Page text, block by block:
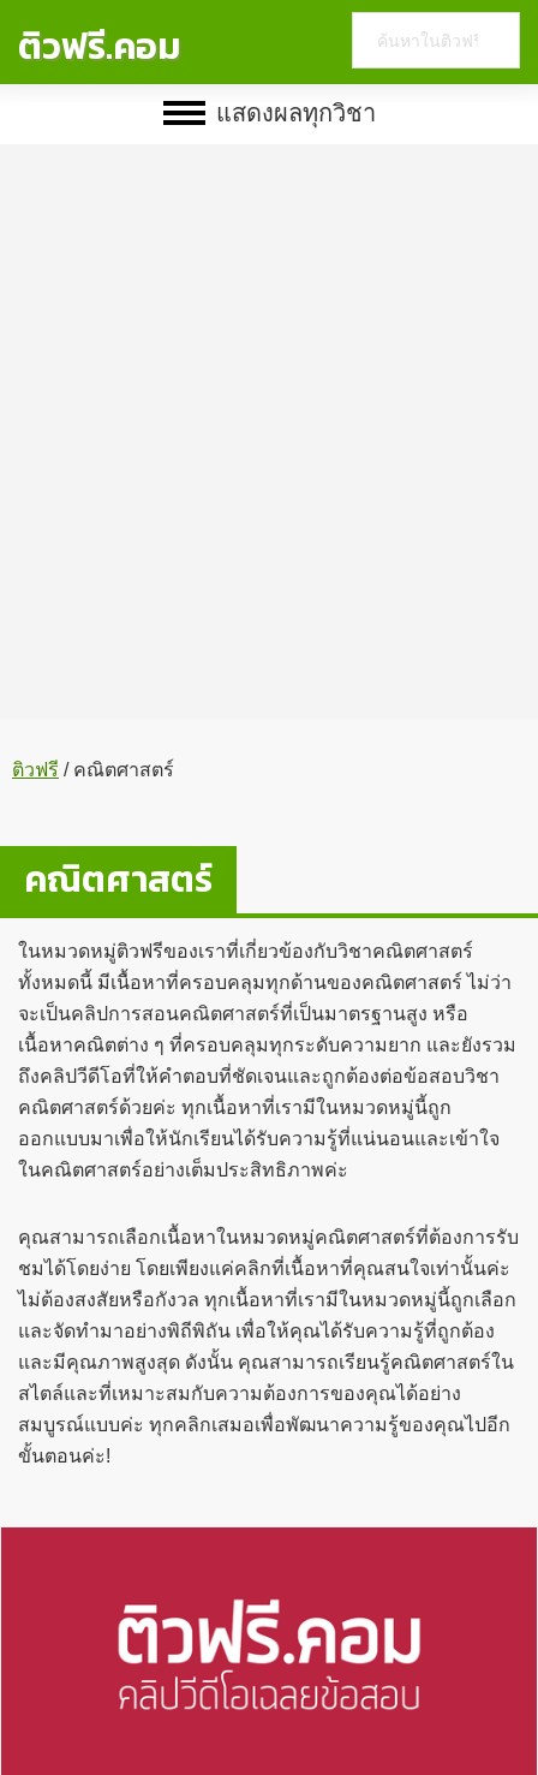
ติวฟรี.คอม
website
แสดงผลทุกวิชา
ติวฟรี /คณิตศาสตร์
คณิตศาสตร์
ในหมวดหมู่ติวฟรีของเราที่เกี่ยวข้องกับวิชาคณิตศาสตร์
ทั้งหมดนี้ มีเนื้อหาที่ครอบคลุมทุกด้านของคณิตศาสตร์ ไม่ว่า
จะเป็นคลิปการสอนคณิตศาสตร์ที่เป็นมาตรฐานสูง หรือ
เนื้อหาคณิตต่าง ๆ ที่ครอบคลุมทุกระดับความยาก และยังรวม
ถึงคลิปวีดีโอที่ให้คำตอบที่ชัดเจนและถูกต้องต่อข้อสอบวิชา
คณิตศาสตร์ด้วยค่ะ ทุกเนื้อหาที่เรามีในหมวดหมู่นี้ถูก
ออกแบบมาเพื่อให้นักเรียนได้รับความรู้ที่แน่นอนและเข้าใจ
ในคณิตศาสตร์อย่างเต็มประสิทธิภาพค่ะ
คุณสามารถเลือกเนื้อหาในหมวดหมู่คณิตศาสตร์ที่ต้องการรับ
ชมได้โดยง่าย โดยเพียงแค่คลิกที่เนื้อหาที่คุณสนใจเท่านั้นค่ะ
ไม่ต้องสงสัยหรือกังวล ทุกเนื้อหาที่เรามีในหมวดหมู่นี้ถูกเลือก
และจัดทำมาอย่างพิถีพิถัน เพื่อให้คุณได้รับความรู้ที่ถูกต้อง
และมีคุณภาพสูงสุด ดังนั้น คุณสามารถเรียนรู้คณิตศาสตร์ใน
สไตล์และที่เหมาะสมกับความต้องการของคุณได้อย่าง
สมบูรณ์แบบค่ะ ทุกคลิกเสมอเพื่อพัฒนาความรู้ของคุณไปอีก
ขั้นตอนค่ะ!